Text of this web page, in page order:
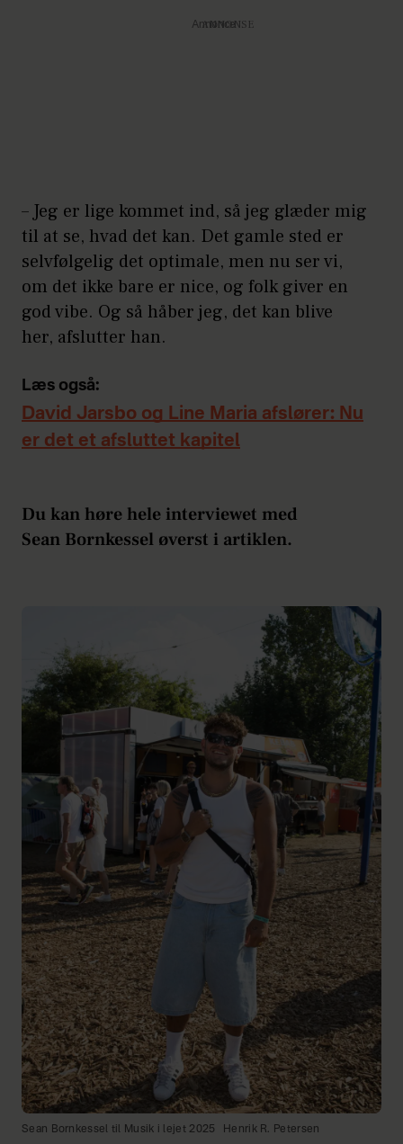
Annonce
– Jeg er lige kommet ind, så jeg glæder mig
til at se, hvad det kan. Det gamle sted er
selvfølgelig det optimale, men nu ser vi,
om det ikke bare er nice, og folk giver en
god vibe. Og så håber jeg, det kan blive
her, afslutter han.
Læs også:
David Jarsbo og Line Maria afslører: Nu
er det et afsluttet kapitel
Du kan høre hele interviewet med
Sean Bornkessel øverst i artiklen.
Sean Bornkessel til Musik i lejet 2025 Henrik R. Petersen